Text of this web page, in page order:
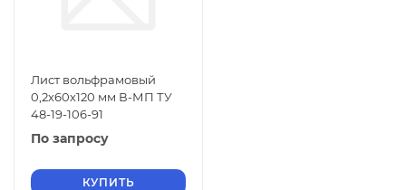
Лист вольфрамовый
0,2х60х120 мм В-МП ТУ
48-19-106-91
По запросу
КУПИТЬ